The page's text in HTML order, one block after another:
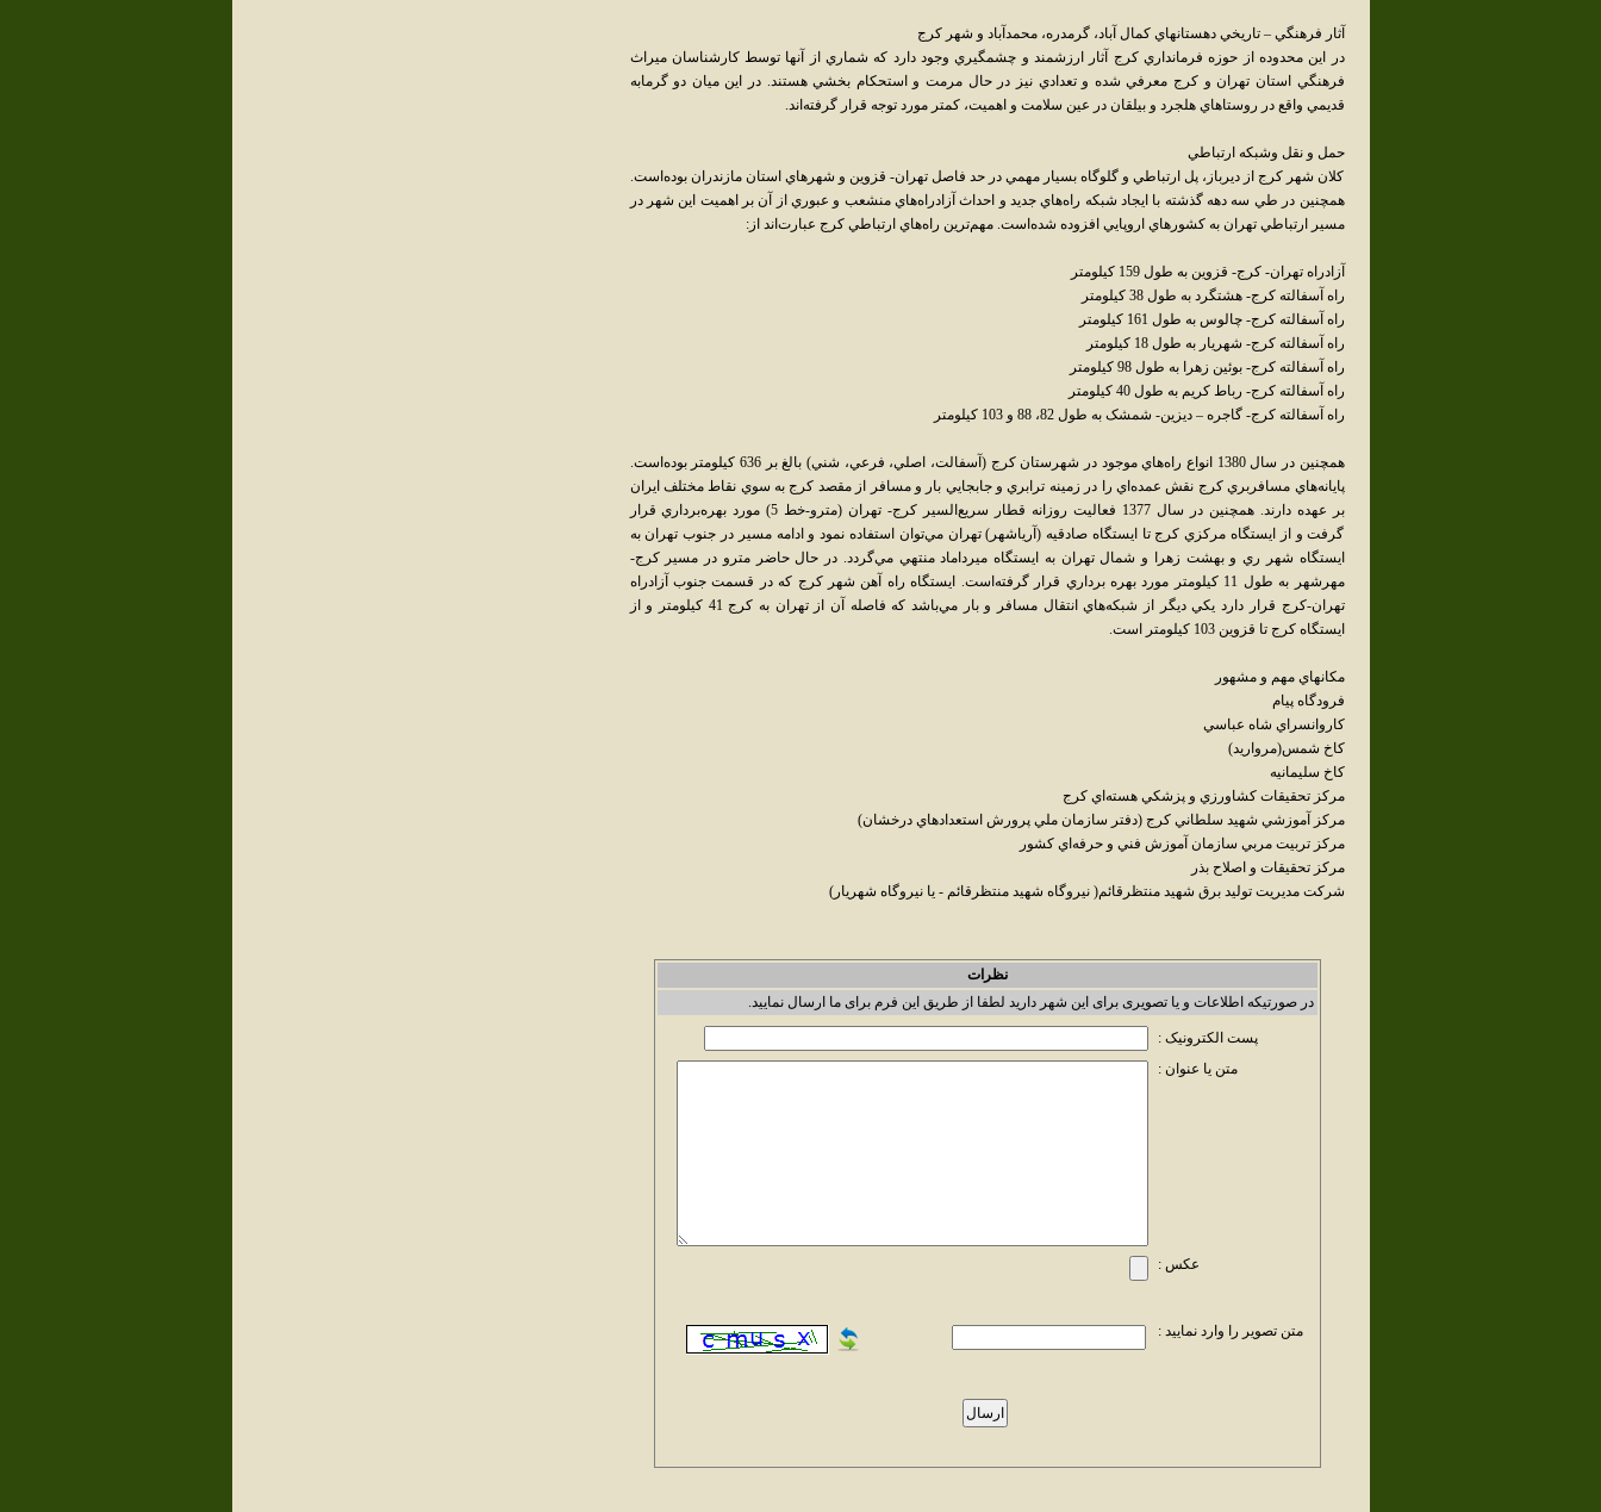
آثار فرهنگي – تاريخي دهستانهاي کمال آباد، گرمدره، محمدآباد و شهر کرج
در اين محدوده از حوزه فرمانداري کرج آثار ارزشمند و چشمگيري وجود دارد که شماري از آنها توسط کارشناسان ميراث
فرهنگي استان تهران و کرج معرفي شده و تعدادي نيز در حال مرمت و استحکام بخشي هستند. در اين ميان دو گرمابه
قديمي واقع در روستاهاي هلجرد و بيلقان در عين سلامت و اهميت، کمتر مورد توجه قرار گرفته‌اند.
حمل و نقل وشبکه ارتباطي
کلان شهر کرج از ديرباز، پل ارتباطي و گلوگاه بسيار مهمي در حد فاصل تهران- قزوين و شهرهاي استان مازندران بوده‌است.
همچنين در طي سه دهه گذشته با ايجاد شبکه راه‌هاي جديد و احداث آزادراه‌هاي منشعب و عبوري از آن بر اهميت اين شهر در
مسير ارتباطي تهران به کشورهاي اروپايي افزوده شده‌است. مهم‌ترين راه‌هاي ارتباطي کرج عبارت‌اند از:
آزادراه تهران- کرج- قزوين به طول 159 کيلومتر
راه آسفالته کرج- هشتگرد به طول 38 کيلومتر
راه آسفالته کرج- چالوس به طول 161 کيلومتر
راه آسفالته کرج- شهريار به طول 18 کيلومتر
راه آسفالته کرج- بوئين زهرا به طول 98 کيلومتر
راه آسفالته کرج- رباط کريم به طول 40 کيلومتر
راه آسفالته کرج- گاجره – ديزين- شمشک به طول 82، 88 و 103 کيلومتر
همچنين در سال 1380 انواع راه‌هاي موجود در شهرستان کرج (آسفالت، اصلي، فرعي، شني) بالغ بر 636 کيلومتر بوده‌است.
پايانه‌هاي مسافربري کرج نقش عمده‌اي را در زمينه ترابري و جابجايي بار و مسافر از مقصد کرج به سوي نقاط مختلف ايران
بر عهده دارند. همچنين در سال 1377 فعاليت روزانه قطار سريع‌السير کرج- تهران (مترو-خط 5) مورد بهره‌برداري قرار
گرفت و از ايستگاه مرکزي کرج تا ايستگاه صادقيه (آرياشهر) تهران مي‌توان استفاده نمود و ادامه مسير در جنوب تهران به
ايستگاه شهر ري و بهشت زهرا و شمال تهران به ايستگاه ميرداماد منتهي مي‌گردد. در حال حاضر مترو در مسير کرج-
مهرشهر به طول 11 کيلومتر مورد بهره برداري قرار گرفته‌است. ايستگاه راه آهن شهر کرج که در قسمت جنوب آزادراه
تهران-کرج قرار دارد يکي ديگر از شبکه‌هاي انتقال مسافر و بار مي‌باشد که فاصله آن از تهران به کرج 41 کيلومتر و از
ايستگاه کرج تا قزوين 103 کيلومتر است.
مکانهاي مهم و مشهور
فرودگاه پيام
کاروانسراي شاه عباسي
کاخ شمس(مرواريد)
کاخ سليمانيه
مرکز تحقيقات کشاورزي و پزشکي هسته‌اي کرج
مرکز آموزشي شهيد سلطاني کرج (دفتر سازمان ملي پرورش استعدادهاي درخشان)
مرکز تربيت مربي سازمان آموزش فني و حرفه‌اي کشور
مرکز تحقيقات و اصلاح بذر
شرکت مديريت توليد برق شهيد منتظرقائم( نيروگاه شهيد منتظرقائم - يا نيروگاه شهريار)
نظرات
در صورتیکه اطلاعات و یا تصویری برای این شهر دارید لطفا از طریق این فرم برای ما ارسال نمایید.
پست الکترونیک :
متن یا عنوان :
عکس :
متن تصویر را وارد نمایید :